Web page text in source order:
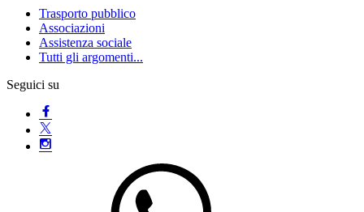
Trasporto pubblico
Associazioni
Assistenza sociale
Tutti gli argomenti...
Seguici su